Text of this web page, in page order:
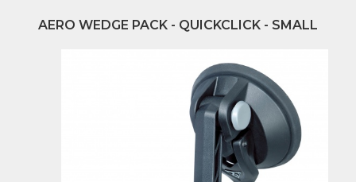
AERO WEDGE PACK - QUICKCLICK - SMALL